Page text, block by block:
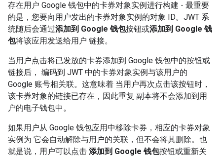
存在用户 Google 钱包中的卡券对象实例进行构建 - 最重要
的是，您要向用户发出的卡券对象实例的对象 ID。JWT 系
统随后会通过添加到 Google 钱包按钮或添加到 Google 钱
包将该应用发送给用户 链接。
当用户点击将已发放的卡券添加到 Google 钱包中的按钮或
链接后， 编码到 JWT 中的卡券对象实例与该用户的
Google 账号相关联。这意味着 当用户再次点击该按钮时，
该卡券对象的链接已存在，因此重复 副本将不会添加到用
户的电子钱包中。
如果用户从 Google 钱包应用中移除卡券，相应的卡券对象
实例为 它会自动解除与用户的关联，但不会将其删除。也
就是说，用户可以点击 添加到 Google 钱包按钮或重新关